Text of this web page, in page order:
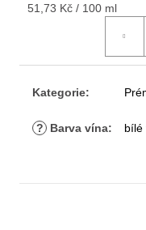
Měrná
51,73 Kč / 100 ml
Kategorie:
? Barva vína: bílé
u